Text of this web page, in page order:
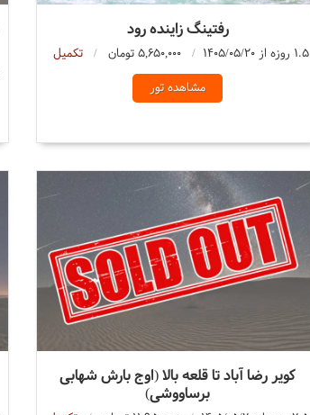
رفتینگ زاینده رود
1.5 روزه از 1405/05/20 5,650,000 تومان
تکمیل
مشاهده تور
کویر رضا آباد تا قلعه بالا (اوج بارش شهابی
برساووشی)